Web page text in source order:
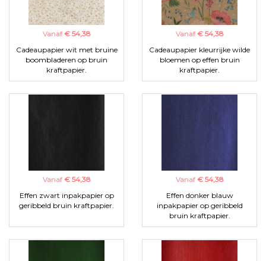
Vanaf € 54,38
Cadeaupapier wit met bruine
boombladeren op bruin
kraftpapier.
Vanaf € 54,38
Cadeaupapier kleurrijke wilde
bloemen op effen bruin
kraftpapier.
Vanaf € 54,38
Effen zwart inpakpapier op
geribbeld bruin kraftpapier.
Vanaf € 54,38
Effen donker blauw
inpakpapier op geribbeld
bruin kraftpapier.